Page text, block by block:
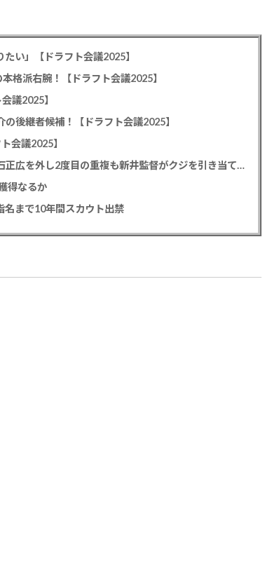
い」【ドラフト会議2025】
格派右腕！【ドラフト会議2025】
議2025】
後継者候補！【ドラフト会議2025】
会議2025】
カープドラ1平川蓮！187cmのスイッチヒッター！立石正広を外し2度目の重複も新井監督がクジを引き当てる！【ドラフト会議2025】
得なるか
名まで10年間スカウト出禁